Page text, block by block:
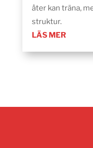
åter kan träna,
struktur.
LÄS MER